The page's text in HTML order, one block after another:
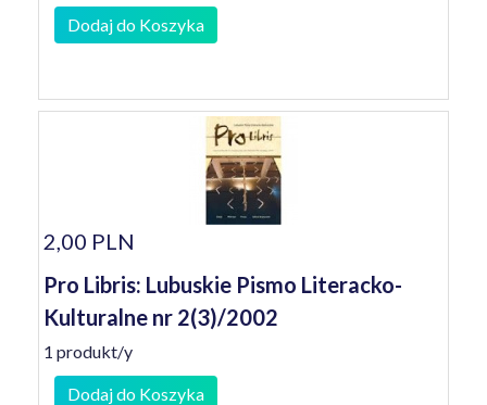
Dodaj do Koszyka
2,00 PLN
Pro Libris: Lubuskie Pismo Literacko-
Kulturalne nr 2(3)/2002
1 produkt/y
Dodaj do Koszyka